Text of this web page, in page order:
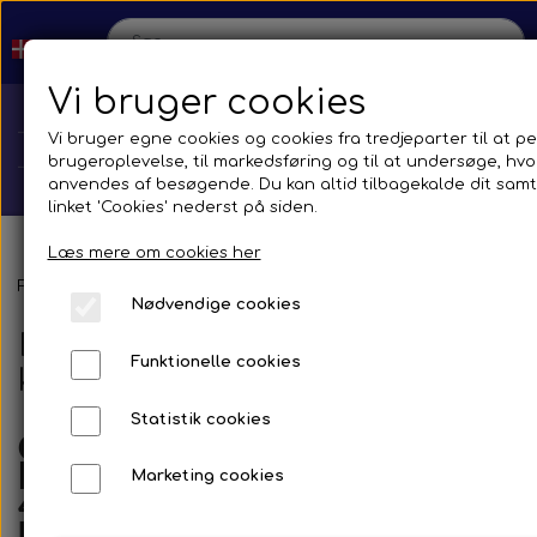
Hjem
Shop
Reservedele
Aircon
Transmission
Forside
Bøjninger 45° - olie- og
kemikalie bestandig
Olie- Kemi- & Brændstof
bestandig Silicone Slanger
45° Bøjninger. Sort
Vi bruger cookies
Vi bruger egne cookies og cookies fra tredjeparter til at
brugeroplevelse, til markedsføring og til at undersøge,
anvendes af besøgende. Du kan altid tilbagekalde dit
linket 'Cookies' nederst på siden.
Læs mere om cookies her
Nødvendige cookies
Funktionelle cookies
Statistik cookies
Marketing cookies